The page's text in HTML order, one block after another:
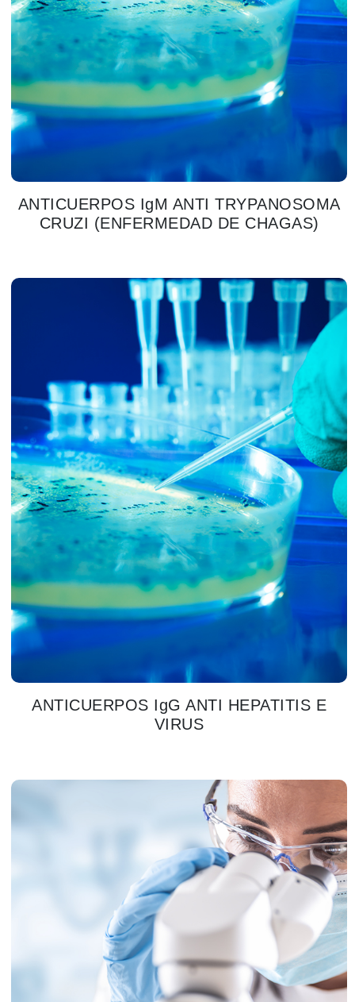
ANTICUERPOS IgM ANTI TRYPANOSOMA
CRUZI (ENFERMEDAD DE CHAGAS)
ANTICUERPOS IgG ANTI HEPATITIS E
VIRUS